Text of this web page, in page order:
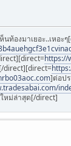
นท้องมาเยอะ..เหอะ
https://
direct][direct=
]ต่อป
หม่ล่าสุด[/direct]